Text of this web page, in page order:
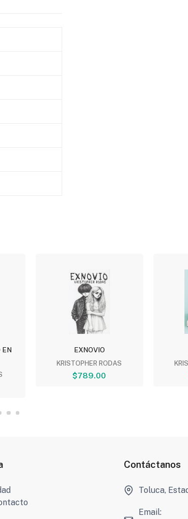
EN
EXNOVIO
KRISTOPHER RODAS
$789.00
Contáctanos
Toluca,
Email: